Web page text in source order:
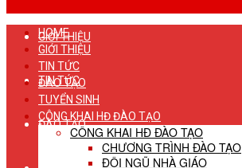
GIỚI THIỆU
TIN TỨC
ĐÀO TẠO
HOME
GIỚI THIỆU
TIN TỨC
ĐÀO TẠO
TUYỂN SINH
CÔNG KHAI HĐ ĐÀO TẠO
CÔNG KHAI HĐ ĐÀO TẠO
CHƯƠNG TRÌNH ĐÀO TẠO
ĐỘI NGŨ NHÀ GIÁO